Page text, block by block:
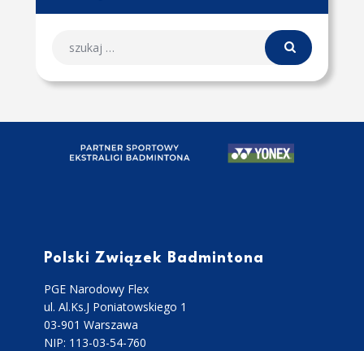
Polski Związek Badmintona
PGE Narodowy Flex
ul. Al.Ks.J Poniatowskiego 1
03-901 Warszawa
NIP: 113-03-54-760